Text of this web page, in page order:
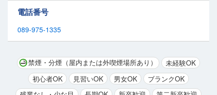
電話番号
089-975-1335
禁煙・分煙（屋内または外喫煙場所あり）
未経験OK
初心者OK
見習いOK 男女OK
ブランクOK